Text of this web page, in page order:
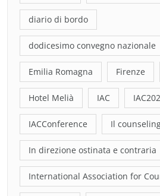
diario di bordo
dodicesimo convegno nazionale
Emilia Romagna Firenze
Hotel Melià IAC
IACConference Il
In direzione ostinata e contraria
International Association for